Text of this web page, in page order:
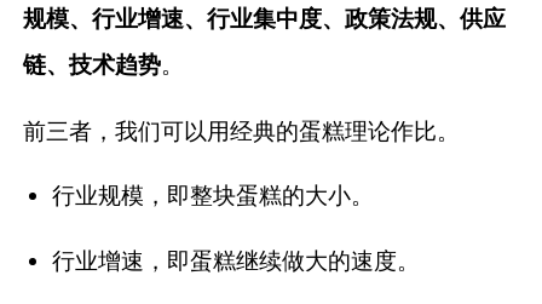
规模、行业增速、行业集中度、政策法规、供应
链、技术趋势。
前三者，我们可以用经典的蛋糕理论作比。
行业规模，即整块蛋糕的大小。
行业增速，即蛋糕继续做大的速度。